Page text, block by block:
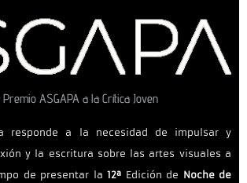
Premio ASGAPA a la Crítica Joven
responde a la necesidad de impulsar y
y la escritura sobre las artes visuales a
de presentar la 12ª Edición de Noche de